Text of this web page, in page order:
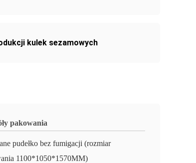
kulek sezamowych
pakowania
pudełko bez fumigacji (rozmiar
1100*1050*1570MM)